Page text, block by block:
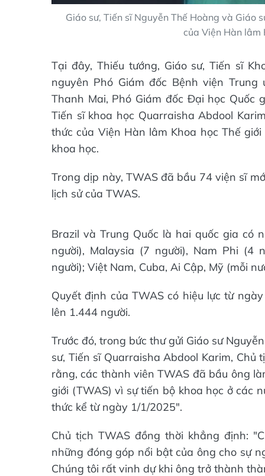
Giáo sư, Tiến sĩ Nguyễn Thế Hoàng và Giáo
của Viện Hàn lâm
Tại đây, Thiếu tướng, Giáo sư, Tiến sĩ
nguyên Phó Giám đốc Bệnh viện
Thanh Mai, Phó Giám đốc Đại học Quốc
Tiến sĩ khoa học Quarraisha Abdool
thức của Viện Hàn lâm Khoa học Thế
khoa học.
Trong dịp này, TWAS đã bầu 74 viện sĩ
lịch sử của TWAS.
Brazil và Trung Quốc là hai quốc gia có
người), Malaysia (7 người), Nam Phi (4
người); Việt Nam, Cuba, Ai Cập, Mỹ (mỗi
Quyết định của TWAS có hiệu lực từ
lên 1.444 người.
Trước đó, trong bức thư gửi Giáo sư
sư, Tiến sĩ Quarraisha Abdool Karim,
rằng, các thành viên TWAS đã bầu ông
giới (TWAS) vì sự tiến bộ khoa học ở các
thức kể từ ngày 1/1/2025".
Chủ tịch TWAS đồng thời khẳng định:
những đóng góp nổi bật của ông cho sự
Chúng tôi rất vinh dự khi ông trở thành